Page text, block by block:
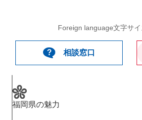
Foreign language文字サ
相談窓口
福岡県の魅力